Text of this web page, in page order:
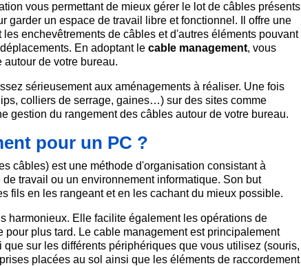
vous permettant de mieux gérer le lot de câbles présents
garder un espace de travail libre et fonctionnel. Il offre une
enchevêtrements de câbles et d'autres éléments pouvant
En adoptant le cable management, vous
de votre bureau.
sérieusement aux aménagements à réaliser. Une fois
colliers de serrage, gaines…) sur des sites comme
gestion du rangement des câbles autour de votre bureau.
pour un PC ?
câbles) est une méthode d'organisation consistant à
travail ou un environnement informatique. Son but
fils en les rangeant et en les cachant du mieux possible.
harmonieux. Elle facilite également les opérations de
plus tard. Le cable management est principalement
sur les différents périphériques que vous utilisez (souris,
placées au sol ainsi que les éléments de raccordement